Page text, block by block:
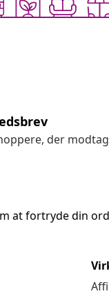
der
at fortryde din